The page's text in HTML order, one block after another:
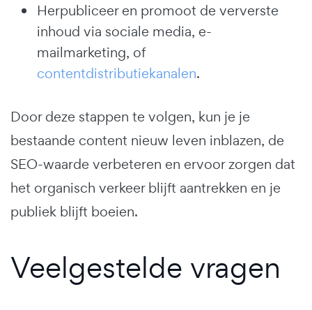
Herpubliceer en promoot de ververste
inhoud via sociale media, e-
mailmarketing, of
contentdistributiekanalen.
Door deze stappen te volgen, kun je je
bestaande content nieuw leven inblazen, de
SEO-waarde verbeteren en ervoor zorgen dat
het organisch verkeer blijft aantrekken en je
publiek blijft boeien.
Veelgestelde vragen